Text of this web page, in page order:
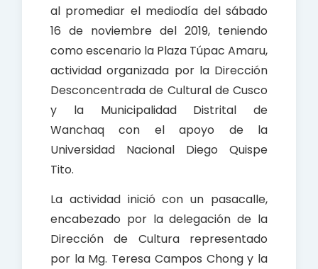
al promediar el mediodía del sábado
16 de noviembre del 2019, teniendo
como escenario la Plaza Túpac Amaru,
actividad organizada por la Dirección
Desconcentrada de Cultural de Cusco
y la Municipalidad Distrital de
Wanchaq con el apoyo de la
Universidad Nacional Diego Quispe
Tito.
La actividad inició con un pasacalle,
encabezado por la delegación de la
Dirección de Cultura representado
por la Mg. Teresa Campos Chong y la